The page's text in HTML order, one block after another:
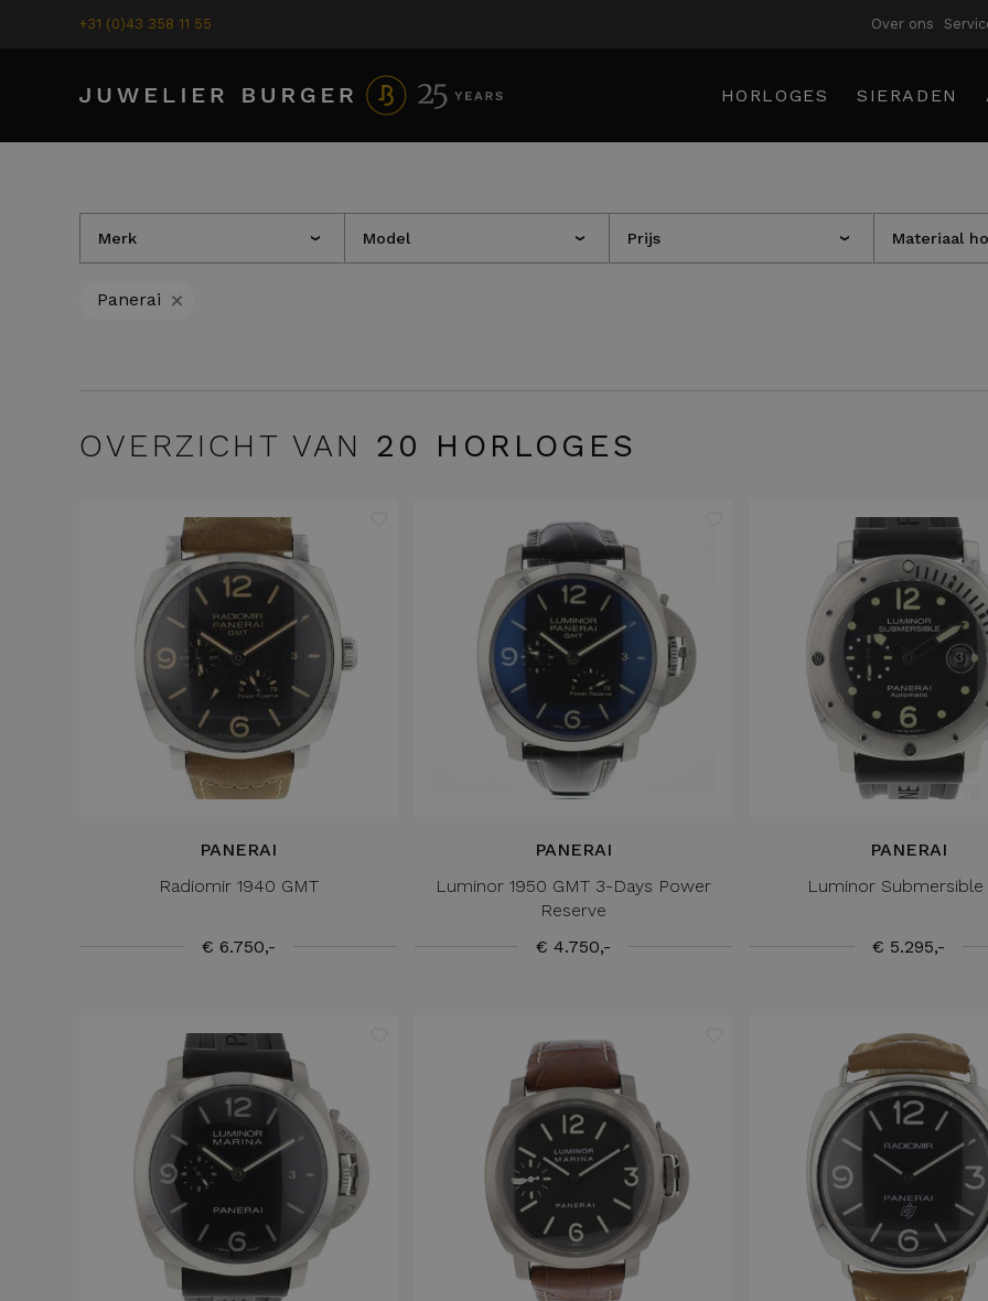
+31 (0)43 358 11 55 Over ons
HORLOGES SIERADEN
Merk › Model › Prijs › Materiaal
Panerai +
OVERZICHT VAN 20 HORLOGES
PANERAI
Radiomir 1940 GMT
€ 6.750,-
PANERAI
Luminor 1950 GMT 3-Days Power
Reserve
€ 4.750,-
PANERAI
Luminor
€ 5.295,-